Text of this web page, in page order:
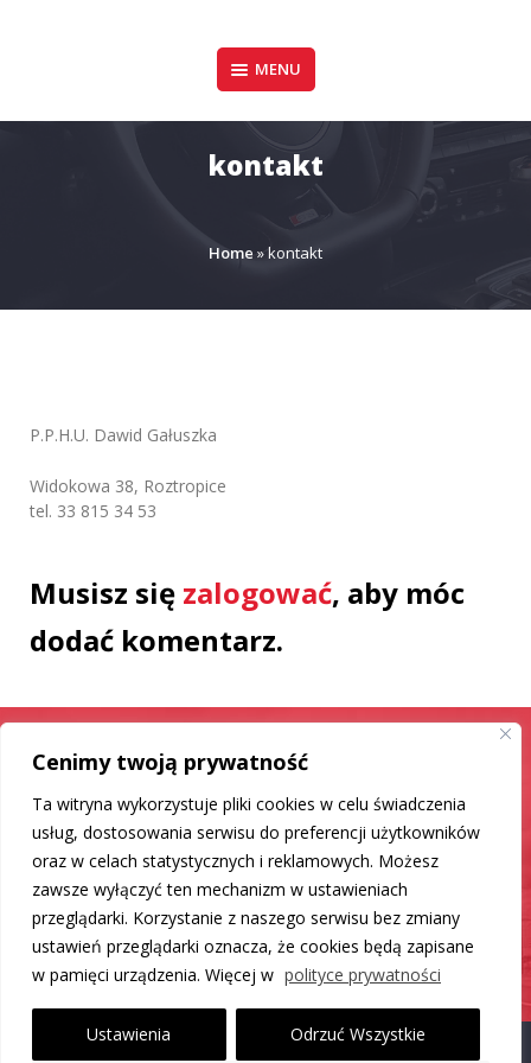
Cenimy twoją prywatność
Ta witryna wykorzystuje pliki cookies w celu świadczenia
usług, dostosowania serwisu do preferencji użytkowników
oraz w celach statystycznych i reklamowych. Możesz
zawsze wyłączyć ten mechanizm w ustawieniach
przeglądarki. Korzystanie z naszego serwisu bez zmiany
ustawień przeglądarki oznacza, że cookies będą zapisane
w pamięci urządzenia. Więcej w polityce prywatności
Ustawienia Odrzuć Wszystkie
P.P.H.U. DAWID
GAŁUSZKA
Design & Style
MENU
kontakt
Home »kontakt
P.P.H.U. Dawid Gałuszka
Widokowa 38, Roztropice
tel. 33 815 34 53
Musisz się zalogować, aby móc
dodać komentarz.
Samochód jak nowy
Mamy dla Ciebie rozwiązanie
DO LISTY PRODUKTÓW